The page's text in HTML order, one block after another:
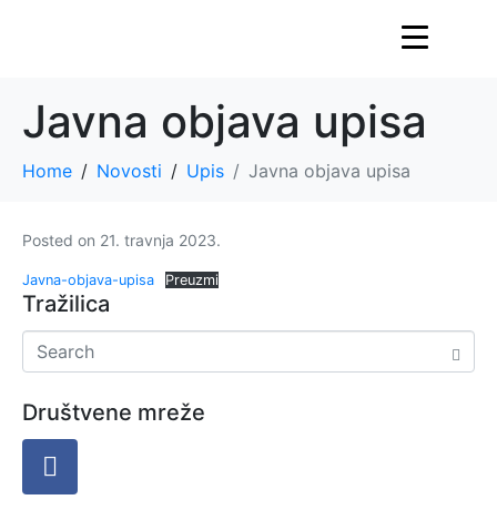
Javna objava upisa
Home Novosti Upis Javna objava upisa
Posted on 21. travnja 2023.
Javna-objava-upisa Preuzmi
Tražilica
Društvene mreže